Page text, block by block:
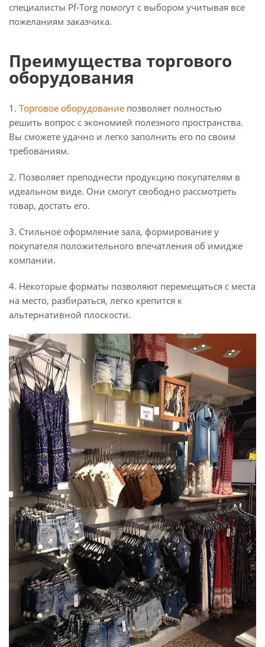
специалисты Pf-Torg помогут с выбором учитывая все
пожеланиям заказчика.
Преимущества торгового
оборудования
1. Торговое оборудование позволяет полностью
решить вопрос с экономией полезного пространства.
Вы сможете удачно и легко заполнить его по своим
требованиям.
2. Позволяет преподнести продукцию покупателям в
идеальном виде. Они смогут свободно рассмотреть
товар, достать его.
3. Стильное оформление зала, формирование у
покупателя положительного впечатления об имидже
компании.
4. Некоторые форматы позволяют перемещаться с места
на место, разбираться, легко крепится к
альтернативной плоскости.